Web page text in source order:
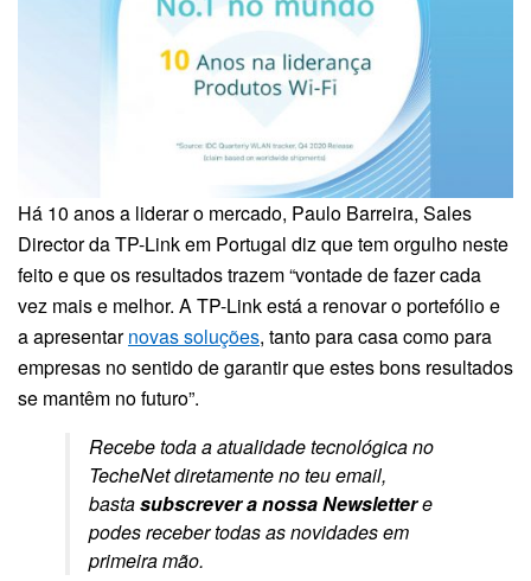
Há 10 anos a liderar o mercado, Paulo Barreira, Sales
Director da TP-Link em Portugal diz que tem orgulho neste
feito e que os resultados trazem “vontade de fazer cada
vez mais e melhor. A TP-Link está a renovar o portefólio e
a apresentarnovas soluções, tanto para casa como para
empresas no sentido de garantir que estes bons resultados
se mantêm no futuro”.
Recebe toda a atualidade tecnológica no
TecheNet diretamente no teu email,
bastasubscrever a nossa Newslettere
podes receber todas as novidades em
primeira mão.